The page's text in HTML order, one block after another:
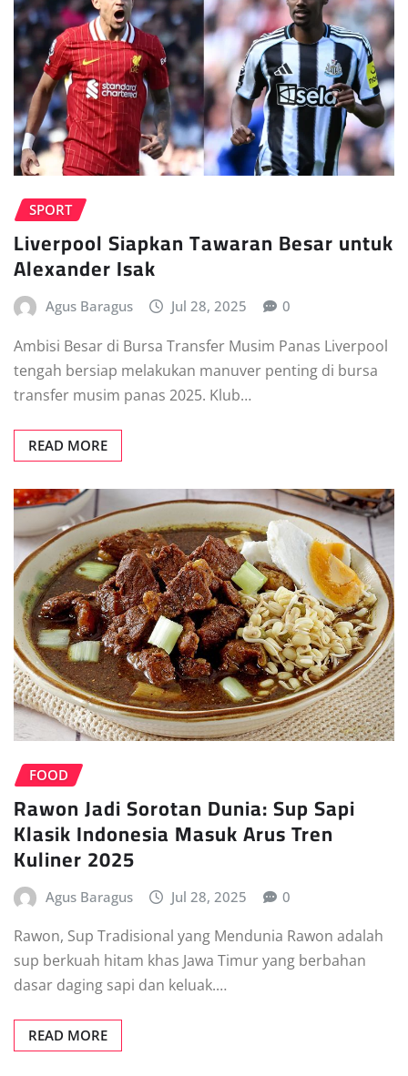
SPORT
Liverpool Siapkan Tawaran Besar untuk
Alexander Isak
Agus Baragus Jul 28, 2025 0
Ambisi Besar di Bursa Transfer Musim Panas Liverpool
tengah bersiap melakukan manuver penting di bursa
transfer musim panas 2025. Klub…
READ MORE
FOOD
Rawon Jadi Sorotan Dunia: Sup Sapi
Klasik Indonesia Masuk Arus Tren
Kuliner 2025
Agus Baragus Jul 28, 2025 0
Rawon, Sup Tradisional yang Mendunia Rawon adalah
sup berkuah hitam khas Jawa Timur yang berbahan
dasar daging sapi dan keluak.…
READ MORE